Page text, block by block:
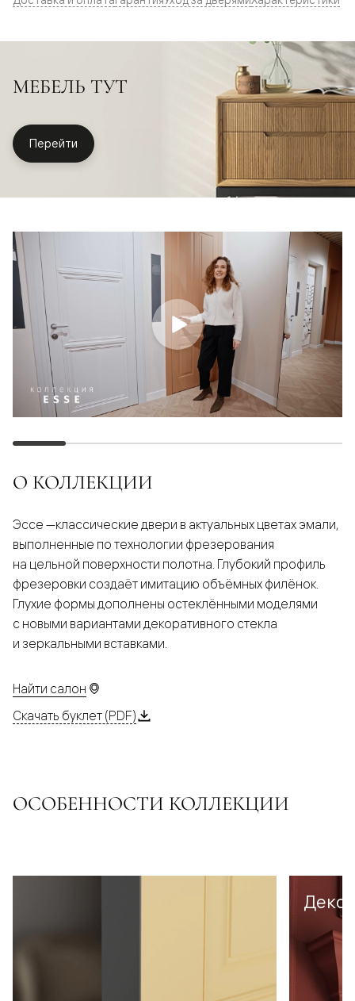
МЕБЕЛЬ ТУТ
Перейти
О КОЛЛЕКЦИИ
Эссе —классические двери в актуальных цветах эмали,
выполненные по технологии фрезерования
на цельной поверхности полотна. Глубокий профиль
фрезеровки создаёт имитацию объёмных филёнок.
Глухие формы дополнены остеклёнными моделями
с новыми вариантами декоративного стекла
и зеркальными вставками.
Найти салон
Скачать буклет (PDF)
ОСОБЕННОСТИ КОЛЛЕКЦИИ